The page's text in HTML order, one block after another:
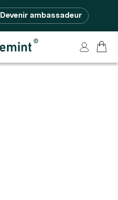
Devenir ambassadeur
Panier